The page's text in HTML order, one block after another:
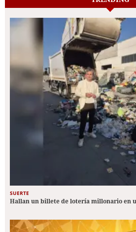
SUERTE
Hallan un billete de lotería millonario en